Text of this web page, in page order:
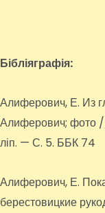
Бібліяграфія:
Алиферович, Е. Из
Алиферович; фото
ліп. — С. 5. ББК 74
Алиферович, Е.
берестовицкие